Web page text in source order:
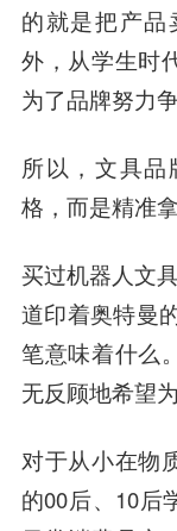
的就是把产品
外，从学生时
为了品牌努力
所以，文具
格，而是精准
买过机器人文
道印着奥特曼
笔意味着什么
无反顾地希望
对于从小在物
的00后、10后